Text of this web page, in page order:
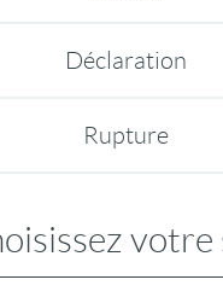
Déclaration
Rupture
votre